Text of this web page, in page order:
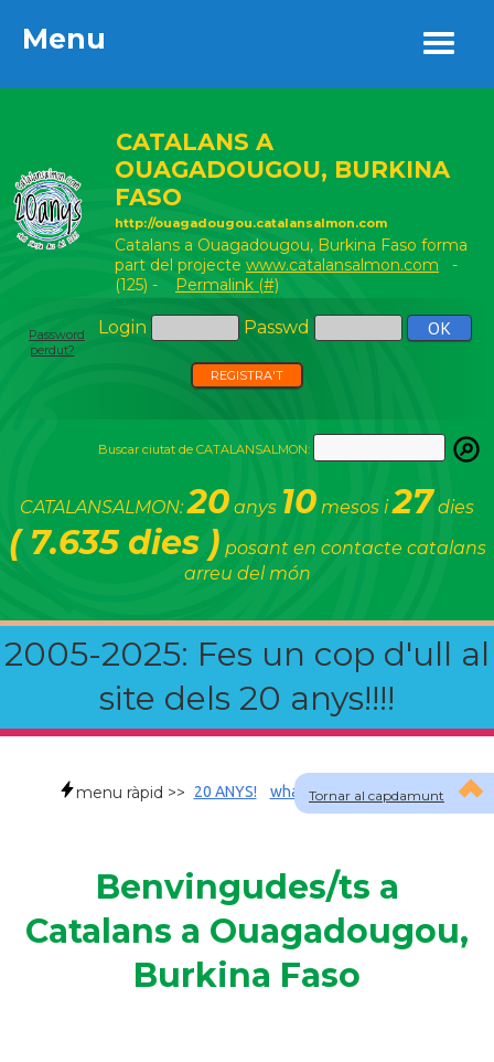
Menu
CATALANS A
OUAGADOUGOU, BURKINA
FASO
http://ouagadougou.catalansalmon.com
Catalans a Ouagadougou, Burkina Faso forma
part del projecte www.catalansalmon.com -
(125) -
Permalink (#)
Login Passwd
Password
perdut?
REGISTRA'T
Buscar ciutat de CATALANSALMON:
CATALANSALMON:20 anys 10 mesos i27 dies
( 7.635 dies ) posant en contacte catalans
arreu del món
2005-2025: Fes un cop d'ull al
site dels 20 anys!!!!
Menu
Tornar al capdamunt
menu ràpid >> 20 ANYS! whatsapp faqs Fotos
Benvingudes/ts a
Catalans a Ouagadougou,
Burkina Faso